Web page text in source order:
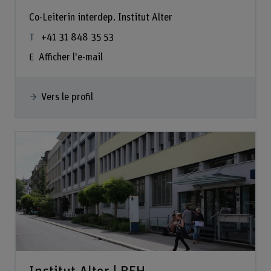
Co-Leiterin interdep. Institut Alter
+41 31 848 35 53
Afficher l'e-mail
Vers le profil